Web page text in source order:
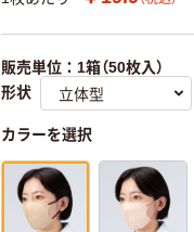
販売単位：1箱（50枚入）
形状
カラーを選択